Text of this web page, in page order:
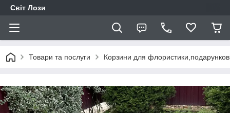
Світ Лози
Товари та послуги Корзини для